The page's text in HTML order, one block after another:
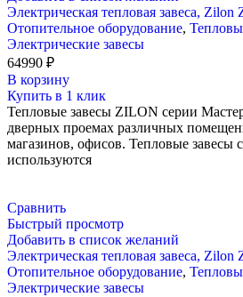
Электрическая тепловая завеса,
Отопительное оборудование,
Электрические завесы
64990 ₽
В корзину
Купить в 1 клик
Тепловые завесы ZILON серии
дверных проемах различных
магазинов, офисов. Тепловые завесы
используются
Сравнить
Быстрый просмотр
Добавить в список желаний
Электрическая тепловая завеса,
Отопительное оборудование,
Электрические завесы